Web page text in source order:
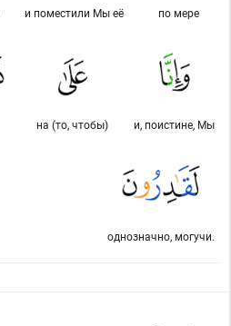
по мере
и поместили Мы её
и, поистине, Мы
на (то, чтобы)
однозначно, могучи.